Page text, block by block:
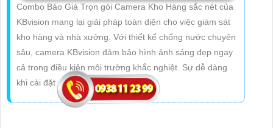
Combo Báo Giá Trọn gói Camera Kho Hàng sắc nét của
KBvision mang lại giải pháp toàn diện cho việc giám sát
kho hàng và nhà xưởng. Với thiết kế chống nước chuyên
sâu, camera KBvision đảm bảo hình ảnh sáng đẹp ngay
cả trong điều kiện môi trường khắc nghiệt. Sự dễ dàng
khi cài đặt và sử dụng trên